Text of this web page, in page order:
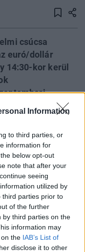
Information
to third parties, or
information for
below opt-out
note that after your
seeing
utilized by
third parties prior to
of the further
by third parties on the
information may
the IAB’s List of
disclose it to other
csúcsa
euró/dollár
14:30-kor kerül
54 milliárd
augusztusi
vétele mellett.
FED
bár a piaci
várja, hogy a
a FED O/N
nél jár az euró/dollár
szintekhez